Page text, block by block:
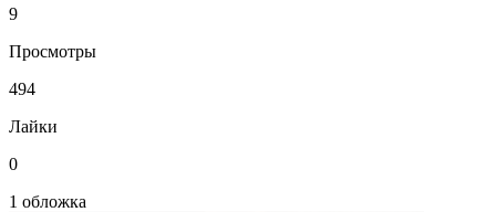
9
Просмотры
494
Лайки
0
1 обложка